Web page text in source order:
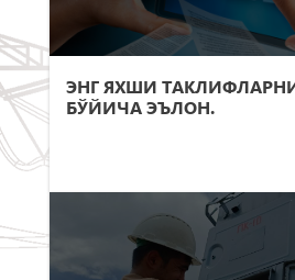
ЭНГ ЯХШИ
БЎЙИЧА ЭЪЛОН.